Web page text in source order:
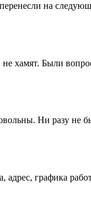
на
хамят. Были
Ни разу
графика